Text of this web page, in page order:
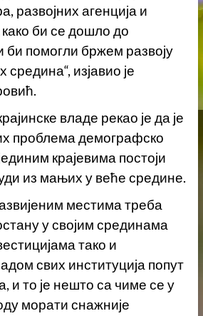
развојних агенција и
би се дошло до
би помогли бржем развоју
изјавио је
владе рекао је да је
проблема демографско
крајевима постоји
из мањих у веће средине.
местима треба
у својим срединама
тако и
свих институција попут
и то је нешто са чиме се у
морати снажније